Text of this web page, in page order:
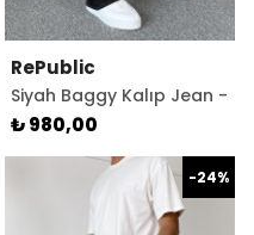
RePublic
Siyah Baggy Kalıp Jean -
Kot Pantolon
₺ 980,00
-24%